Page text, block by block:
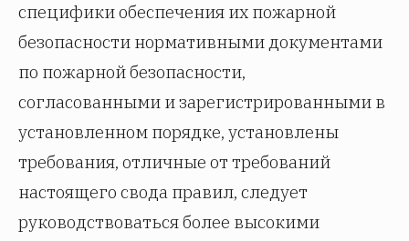
специфики обеспечения их пожарной
безопасности нормативными документами
по пожарной безопасности,
согласованными и зарегистрированными в
установленном порядке, установлены
требования, отличные от требований
настоящего свода правил, следует
руководствоваться более высокими